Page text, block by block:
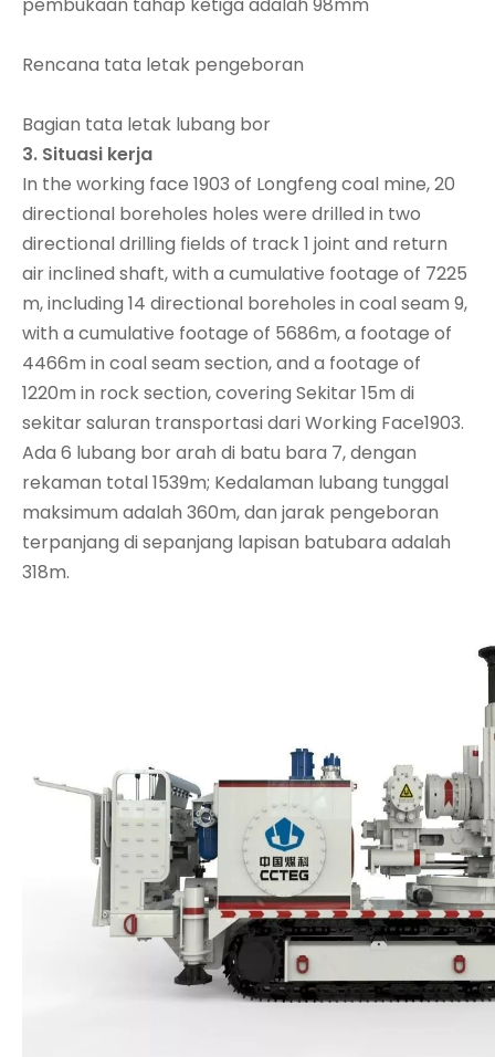
Rencana tata letak pengeboran
Bagian tata letak lubang bor
3. Situasi kerja
In the working face 1903 of Longfeng coal mine, 20
directional boreholes holes were drilled in two
directional drilling fields of track 1 joint and return
air inclined shaft, with a cumulative footage of 7225
m, including 14 directional boreholes in coal seam 9,
with a cumulative footage of 5686m, a footage of
4466m in coal seam section, and a footage of
1220m in rock section, covering Sekitar 15m di
sekitar saluran transportasi dari Working Face1903.
Ada 6 lubang bor arah di batu bara 7, dengan
rekaman total 1539m; Kedalaman lubang tunggal
maksimum adalah 360m, dan jarak pengeboran
terpanjang di sepanjang lapisan batubara adalah
318m.